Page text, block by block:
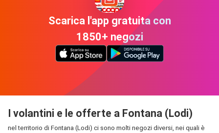
Scarica l'app gratuita con
1850+ negozi
I volantini e le offerte a Fontana (Lodi)
nel territorio di Fontana (Lodi) ci sono molti negozi diversi, nei quali è